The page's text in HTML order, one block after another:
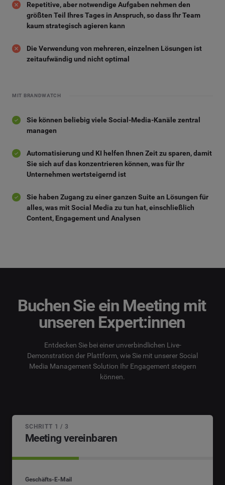
Repetitive, aber notwendige Aufgaben nehmen den
größten Teil Ihres Tages in Anspruch, so dass Ihr Team
kaum strategisch agieren kann
Die Verwendung von mehreren, einzelnen Lösungen ist
zeitaufwändig und nicht optimal
MIT BRANDWATCH
Sie können beliebig viele Social-Media-Kanäle zentral
managen
Automatisierung und KI helfen Ihnen Zeit zu sparen, damit
Sie sich auf das konzentrieren können, was für Ihr
Unternehmen wertsteigernd ist
Sie haben Zugang zu einer ganzen Suite an Lösungen für
alles, was mit Social Media zu tun hat, einschließlich
Content, Engagement und Analysen
Meeting vereinbaren
SCHRITT 1 / 3
Geschäfts-E-Mail
Buchen Sie ein Meeting mit
unseren Expert:innen
Entdecken Sie bei einer unverbindlichen Live-
Demonstration der Plattform, wie Sie mit unserer Social
Media Management Solution Ihr Engagement steigern
können.